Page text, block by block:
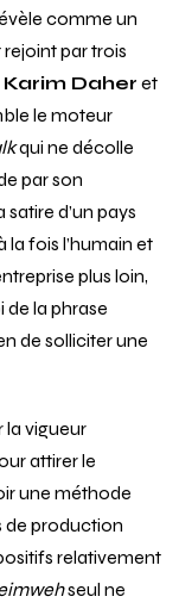
comme un
par trois
Karim Daher et
le moteur
qui ne décolle
par son
d’un pays
la fois l’humain et
plus loin,
de la phrase
de solliciter une
la vigueur
attirer le
une méthode
de production
relativement
seul ne